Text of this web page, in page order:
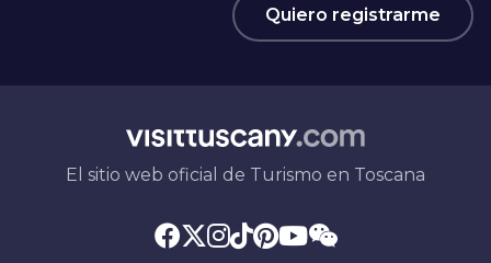
Quiero registrarme
El sitio web oficial de Turismo en Toscana